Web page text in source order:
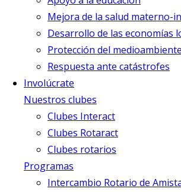
Mejora de la salud materno-
Desarrollo de las economías
Protección del medioambiente
Respuesta ante catástrofes
Involúcrate
Nuestros clubes
Clubes Interact
Clubes Rotaract
Clubes rotarios
Programas
Intercambio Rotario de